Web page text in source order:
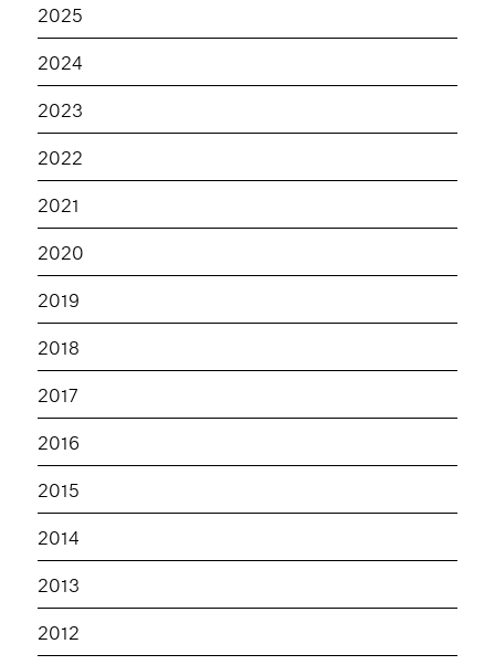
2025
2024
2023
2022
2021
2020
2019
2018
2017
2016
2015
2014
2013
2012